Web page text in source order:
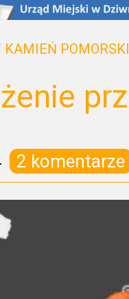
KAMIEŃ POMORSKI
2 komentarze